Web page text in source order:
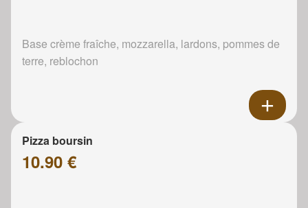
Base crème fraîche, mozzarella, lardons, pommes de
terre, reblochon
Pizza boursin
10.90 €